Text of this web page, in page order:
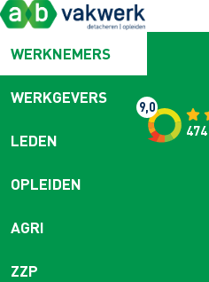
WERKNEMERS
WERKGEVERS
LEDEN
OPLEIDEN
AGRI
ZZP
9,0
474